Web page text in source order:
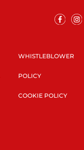
WHISTLEBLOWER
POLICY
COOKIE POLICY